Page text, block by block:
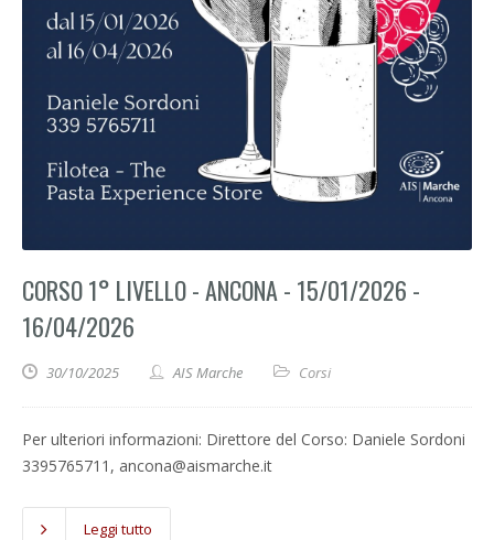
CORSO 1° LIVELLO - ANCONA - 15/01/2026 -
16/04/2026
30/10/2025 AIS Marche Corsi
Per ulteriori informazioni: Direttore del Corso: Daniele Sordoni
3395765711, ancona@aismarche.it
Leggi tutto